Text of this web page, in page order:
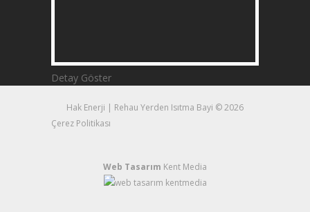
Detay Göster
Hak Enerji | Rehau Yerden Isıtma Bayi © 2026
Çerez Politikası
Web Tasarım Kent Media